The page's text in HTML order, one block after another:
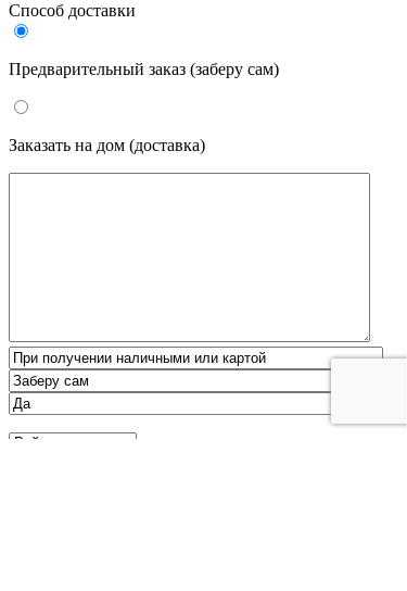
Cпособ доставки
Предварительный заказ (заберу сам)
Заказать на дом (доставка)